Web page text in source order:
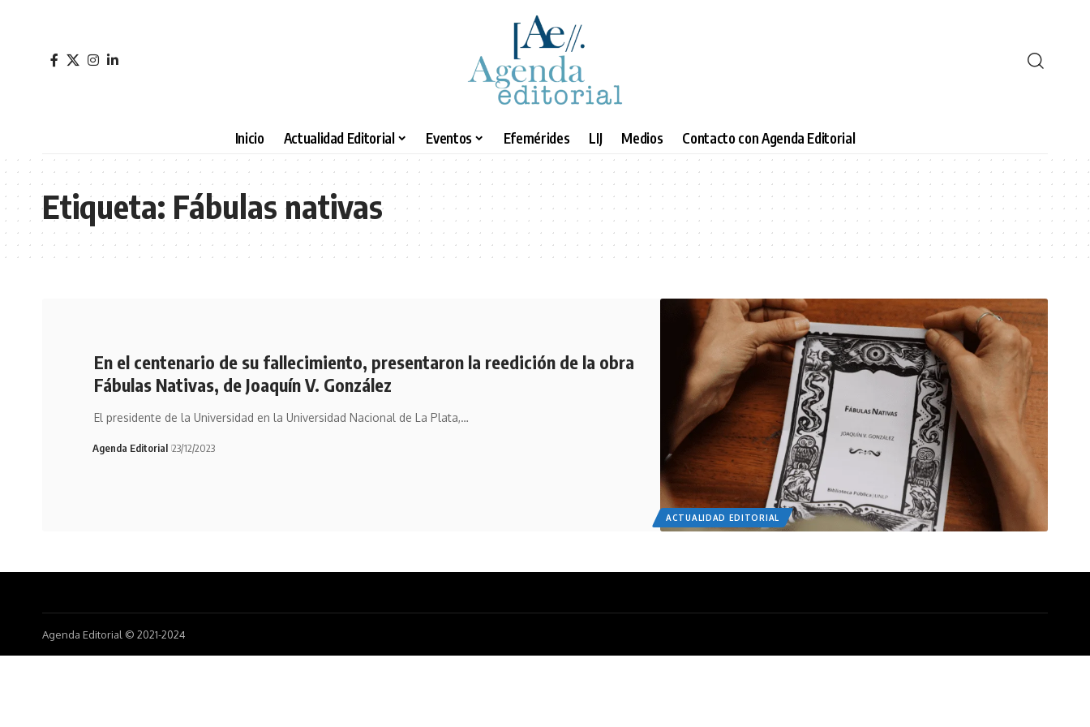
Inicio Actualidad Editorial Eventos Efemérides LIJ Medios Contacto con Agenda Editorial
Etiqueta: Fábulas nativas
ACTUALIDAD EDITORIAL
En el centenario de su fallecimiento, presentaron la reedición de la obra
Fábulas Nativas, de Joaquín V. González
El presidente de la Universidad en la Universidad Nacional de La Plata,…
Agenda Editorial 23/12/2023
Agenda Editorial © 2021-2024